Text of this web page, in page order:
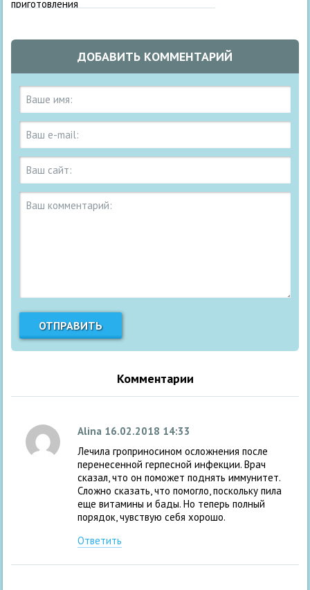
ДОБАВИТЬ КОММЕНТАРИЙ
Комментарии
Alina 16.02.2018 14:33
Лечила гроприносином осложнения после
перенесенной герпесной инфекции. Врач
сказал, что он поможет поднять иммунитет.
Сложно сказать, что помогло, поскольку пила
еще витамины и бады. Но теперь полный
порядок, чувствую себя хорошо.
Ответить